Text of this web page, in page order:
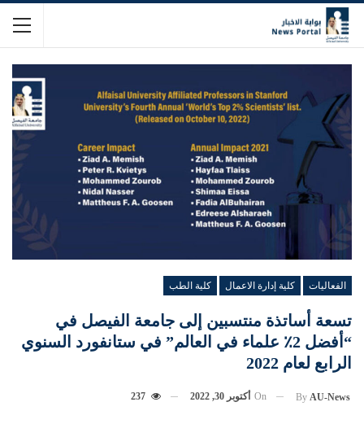
الفعاليات كلية إدارة الاعمال كلية الطب
تسعة أساتذة منتسبين إلى جامعة الفيصل في
“أفضل 2٪ علماء في العالم” في ستانفورد السنوي
الرابع لعام 2022
By AU-News
On أكتوبر 30, 2022 237